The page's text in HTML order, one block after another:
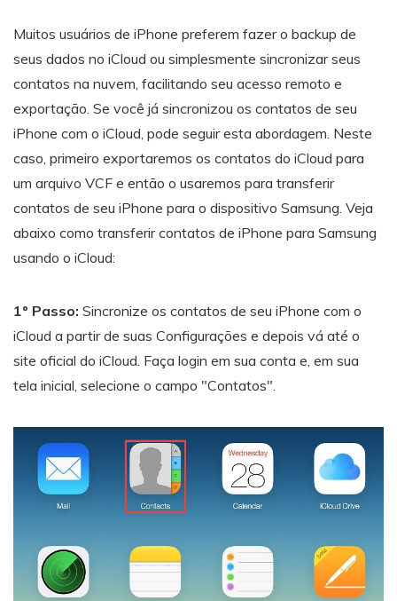
Muitos usuários de iPhone preferem fazer o backup de
seus dados no iCloud ou simplesmente sincronizar seus
contatos na nuvem, facilitando seu acesso remoto e
exportação. Se você já sincronizou os contatos de seu
iPhone com o iCloud, pode seguir esta abordagem. Neste
caso, primeiro exportaremos os contatos do iCloud para
um arquivo VCF e então o usaremos para transferir
contatos de seu iPhone para o dispositivo Samsung. Veja
abaixo como transferir contatos de iPhone para Samsung
usando o iCloud:
1º Passo: Sincronize os contatos de seu iPhone com o
iCloud a partir de suas Configurações e depois vá até o
site oficial do iCloud. Faça login em sua conta e, em sua
tela inicial, selecione o campo "Contatos".